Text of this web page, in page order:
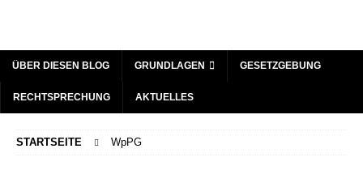
ÜBER DIESEN BLOG GRUNDLAGEN GESETZGEBUNG
RECHTSPRECHUNG AKTUELLES
STARTSEITE WpPG